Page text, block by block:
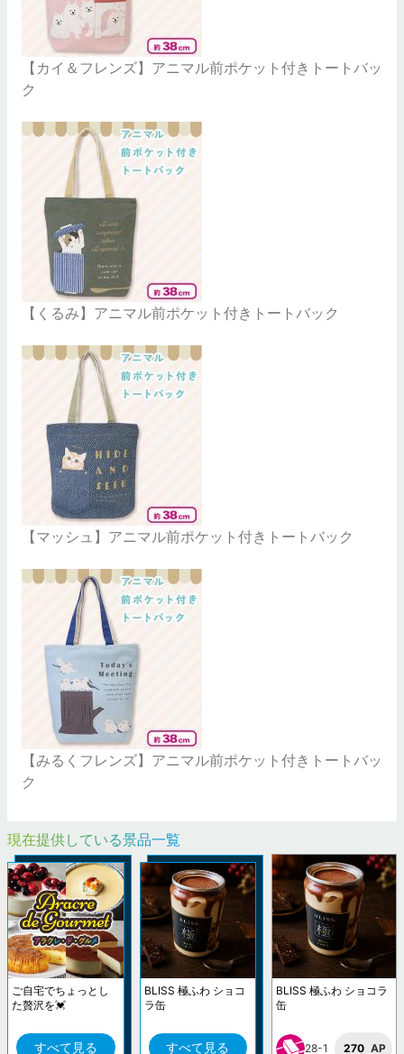
【カイ＆フレンズ】アニマル前ポケット付きトートバッ
ク
【くるみ】アニマル前ポケット付きトートバック
【マッシュ】アニマル前ポケット付きトートバック
【みるくフレンズ】アニマル前ポケット付きトートバッ
ク
現在提供している景品一覧
ご自宅でちょっとし
た贅沢を💓
すべて見る
BLISS 極ふわ ショコ
ラ缶
すべて見る
BLISS 極ふわ ショコラ
缶
28-1 270 AP